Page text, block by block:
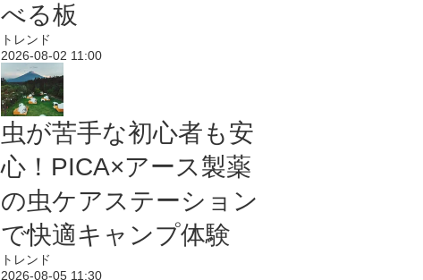
べる板
トレンド
2026-08-02 11:00
虫が苦手な初心者も安
心！PICA×アース製薬
の虫ケアステーション
で快適キャンプ体験
トレンド
2026-08-05 11:30